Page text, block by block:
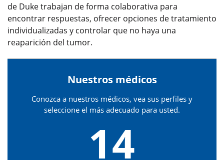
de Duke trabajan de forma colaborativa para
encontrar respuestas, ofrecer opciones de tratamiento
individualizadas y controlar que no haya una
reaparición del tumor.
14
Nuestros médicos
Conozca a nuestros médicos, vea sus perfiles y
seleccione el más adecuado para usted.